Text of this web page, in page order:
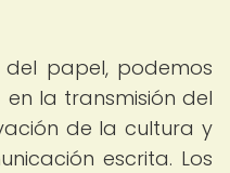
papel, podemos
la transmisión del
de la cultura y
escrita. Los